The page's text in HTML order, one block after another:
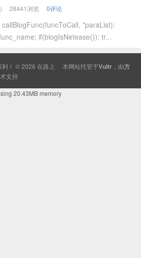
28441浏览 0评论
callBlogFunc(funcToCall, *paraList):
if(blogIsNetease()): tr...
！ © 2026 在路上 本网站托管于Vultr ，由方
支持
20.43MB memory